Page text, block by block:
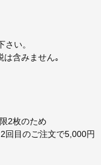
い。
含みません｡
2枚のため
回目のご注文で5,000円